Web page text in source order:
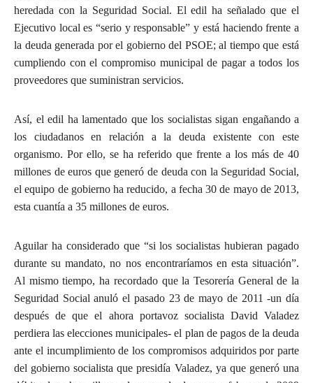
heredada con la Seguridad Social. El edil ha señalado que el
Ejecutivo local es “serio y responsable” y está haciendo frente a
la deuda generada por el gobierno del PSOE; al tiempo que está
cumpliendo con el compromiso municipal de pagar a todos los
proveedores que suministran servicios.
Así, el edil ha lamentado que los socialistas sigan engañando a
los ciudadanos en relación a la deuda existente con este
organismo. Por ello, se ha referido que frente a los más de 40
millones de euros que generó de deuda con la Seguridad Social,
el equipo de gobierno ha reducido, a fecha 30 de mayo de 2013,
esta cuantía a 35 millones de euros.
Aguilar ha considerado que “si los socialistas hubieran pagado
durante su mandato, no nos encontraríamos en esta situación”.
Al mismo tiempo, ha recordado que la Tesorería General de la
Seguridad Social anuló el pasado 23 de mayo de 2011 -un día
después de que el ahora portavoz socialista David Valadez
perdiera las elecciones municipales- el plan de pagos de la deuda
ante el incumplimiento de los compromisos adquiridos por parte
del gobierno socialista que presidía Valadez, ya que generó una